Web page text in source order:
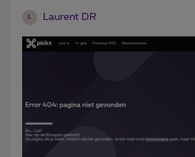
L Laurent DR